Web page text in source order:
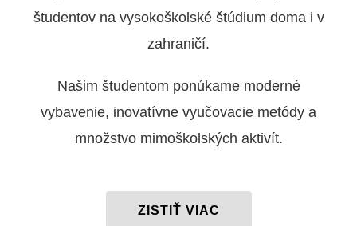
študentov na vysokoškolské štúdium doma i v
zahraničí.
Našim študentom ponúkame moderné
vybavenie, inovatívne vyučovacie metódy a
množstvo mimoškolských aktivít.
ZISTIŤ VIAC